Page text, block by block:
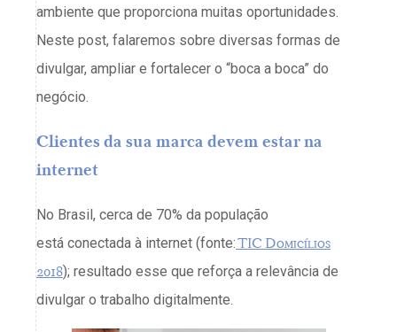
ambiente que proporciona muitas oportunidades.
Neste post, falaremos sobre diversas formas de
divulgar, ampliar e fortalecer o “boca a boca” do
negócio.
Clientes da sua marca devem estar na
internet
No Brasil, cerca de 70% da população
está conectada à internet (fonte:TIC Domicílios
2018); resultado esse que reforça a relevância de
divulgar o trabalho digitalmente.